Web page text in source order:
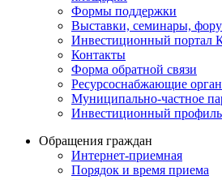
Формы поддержки
Выставки, семинары,
Инвестиционный портал
Контакты
Форма обратной связи
Ресурсоснабжающие
Муниципально-частное
Инвестиционный профиль
Обращения граждан
Интернет-приемная
Порядок и время приема